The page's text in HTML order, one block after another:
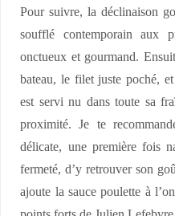
Pour suivre, la déclinaison
soufflé contemporain aux
onctueux et gourmand.
bateau, le filet juste poché,
est servi nu dans toute sa
proximité. Je te
délicate, une première fois
fermeté, d’y retrouver son
ajoute la sauce poulette à